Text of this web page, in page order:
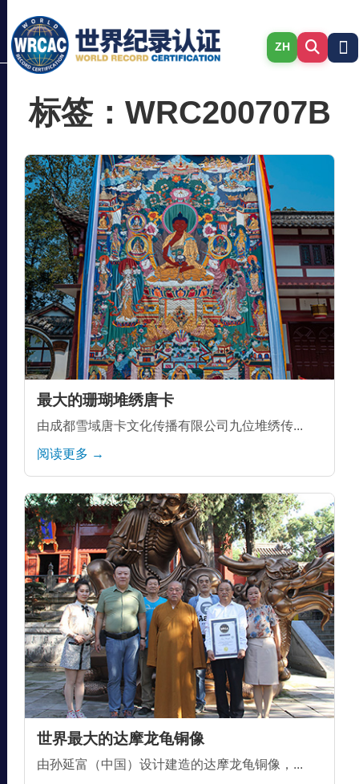
ZH
标签：WRC200707B
最大的珊瑚堆绣唐卡
由成都雪域唐卡文化传播有限公司九位堆绣传...
阅读更多 →
世界最大的达摩龙龟铜像
由孙延富（中国）设计建造的达摩龙龟铜像，...